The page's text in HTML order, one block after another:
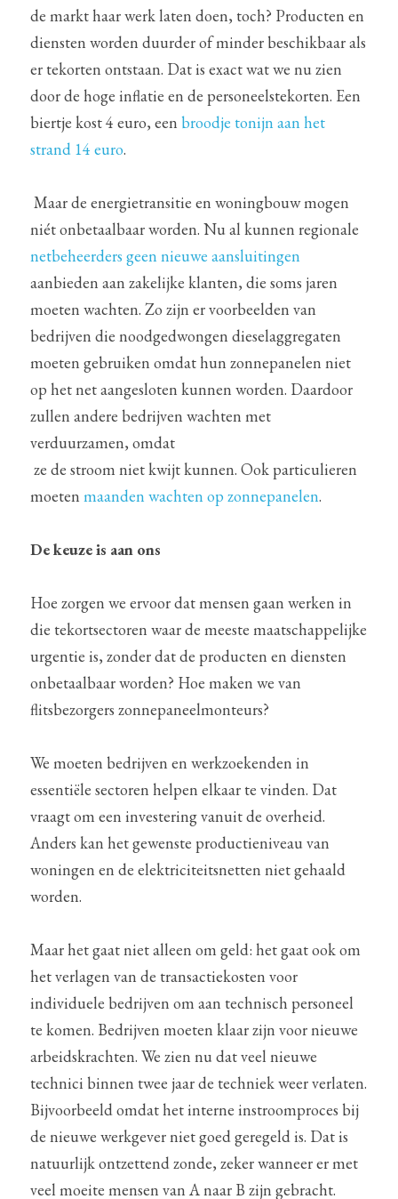
de markt haar werk laten doen, toch? Producten en
diensten worden duurder of minder beschikbaar als
er tekorten ontstaan. Dat is exact wat we nu zien
door de hoge inflatie en de personeelstekorten. Een
biertje kost 4 euro, een broodje tonijn aan het
strand 14 euro.
aanbieden aan zakelijke klanten, die soms jaren
moeten wachten. Zo zijn er voorbeelden van
bedrijven die noodgedwongen dieselaggregaten
moeten gebruiken omdat hun zonnepanelen niet
op het net aangesloten kunnen worden. Daardoor
zullen andere bedrijven wachten met
verduurzamen, omdat
moeten maanden wachten op zonnepanelen.
De keuze is aan ons
Hoe zorgen we ervoor dat mensen gaan werken in
die tekortsectoren waar de meeste maatschappelijke
urgentie is, zonder dat de producten en diensten
onbetaalbaar worden? Hoe maken we van
flitsbezorgers zonnepaneelmonteurs?
We moeten bedrijven en werkzoekenden in
essentiële sectoren helpen elkaar te vinden. Dat
vraagt om een investering vanuit de overheid.
Anders kan het gewenste productieniveau van
woningen en de elektriciteitsnetten niet gehaald
worden.
Maar het gaat niet alleen om geld: het gaat ook om
het verlagen van de transactiekosten voor
individuele bedrijven om aan technisch personeel
te komen. Bedrijven moeten klaar zijn voor nieuwe
arbeidskrachten. We zien nu dat veel nieuwe
technici binnen twee jaar de techniek weer verlaten.
Bijvoorbeeld omdat het interne instroomproces bij
de nieuwe werkgever niet goed geregeld is. Dat is
natuurlijk ontzettend zonde, zeker wanneer er met
veel moeite mensen van A naar B zijn gebracht.